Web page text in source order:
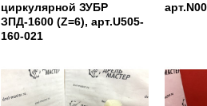
циркулярной ЗУБР
ЗПД-1600 (Z=6), арт.U505-
160-021